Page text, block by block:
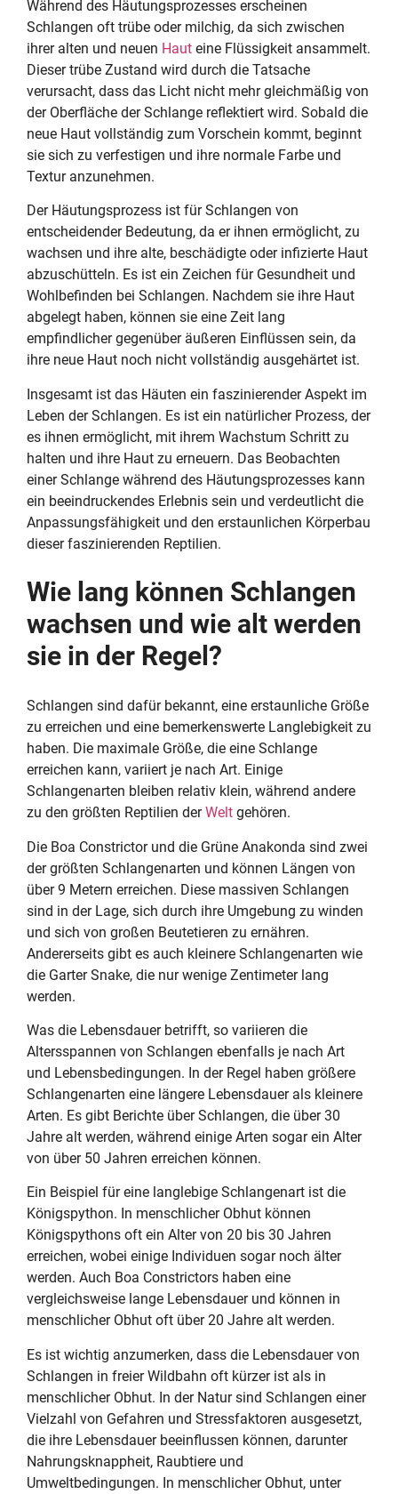
Während des Häutungsprozesses erscheinen
Schlangen oft trübe oder milchig, da sich zwischen
ihrer alten und neuen Haut eine Flüssigkeit ansammelt.
Dieser trübe Zustand wird durch die Tatsache
verursacht, dass das Licht nicht mehr gleichmäßig von
der Oberfläche der Schlange reflektiert wird. Sobald die
neue Haut vollständig zum Vorschein kommt, beginnt
sie sich zu verfestigen und ihre normale Farbe und
Textur anzunehmen.
Der Häutungsprozess ist für Schlangen von
entscheidender Bedeutung, da er ihnen ermöglicht, zu
wachsen und ihre alte, beschädigte oder infizierte Haut
abzuschütteln. Es ist ein Zeichen für Gesundheit und
Wohlbefinden bei Schlangen. Nachdem sie ihre Haut
abgelegt haben, können sie eine Zeit lang
empfindlicher gegenüber äußeren Einflüssen sein, da
ihre neue Haut noch nicht vollständig ausgehärtet ist.
Insgesamt ist das Häuten ein faszinierender Aspekt im
Leben der Schlangen. Es ist ein natürlicher Prozess, der
es ihnen ermöglicht, mit ihrem Wachstum Schritt zu
halten und ihre Haut zu erneuern. Das Beobachten
einer Schlange während des Häutungsprozesses kann
ein beeindruckendes Erlebnis sein und verdeutlicht die
Anpassungsfähigkeit und den erstaunlichen Körperbau
dieser faszinierenden Reptilien.
Wie lang können Schlangen
wachsen und wie alt werden
sie in der Regel?
Schlangen sind dafür bekannt, eine erstaunliche Größe
zu erreichen und eine bemerkenswerte Langlebigkeit zu
haben. Die maximale Größe, die eine Schlange
erreichen kann, variiert je nach Art. Einige
Schlangenarten bleiben relativ klein, während andere
zu den größten Reptilien derWelt gehören.
Die Boa Constrictor und die Grüne Anakonda sind zwei
der größten Schlangenarten und können Längen von
über 9 Metern erreichen. Diese massiven Schlangen
sind in der Lage, sich durch ihre Umgebung zu winden
und sich von großen Beutetieren zu ernähren.
Andererseits gibt es auch kleinere Schlangenarten wie
die Garter Snake, die nur wenige Zentimeter lang
werden.
Was die Lebensdauer betrifft, so variieren die
Altersspannen von Schlangen ebenfalls je nach Art
und Lebensbedingungen. In der Regel haben größere
Schlangenarten eine längere Lebensdauer als kleinere
Arten. Es gibt Berichte über Schlangen, die über 30
Jahre alt werden, während einige Arten sogar ein Alter
von über 50 Jahren erreichen können.
Ein Beispiel für eine langlebige Schlangenart ist die
Königspython. In menschlicher Obhut können
Königspythons oft ein Alter von 20 bis 30 Jahren
erreichen, wobei einige Individuen sogar noch älter
werden. Auch Boa Constrictors haben eine
vergleichsweise lange Lebensdauer und können in
menschlicher Obhut oft über 20 Jahre alt werden.
Es ist wichtig anzumerken, dass die Lebensdauer von
Schlangen in freier Wildbahn oft kürzer ist als in
menschlicher Obhut. In der Natur sind Schlangen einer
Vielzahl von Gefahren und Stressfaktoren ausgesetzt,
die ihre Lebensdauer beeinflussen können, darunter
Nahrungsknappheit, Raubtiere und
Umweltbedingungen. In menschlicher Obhut, unter